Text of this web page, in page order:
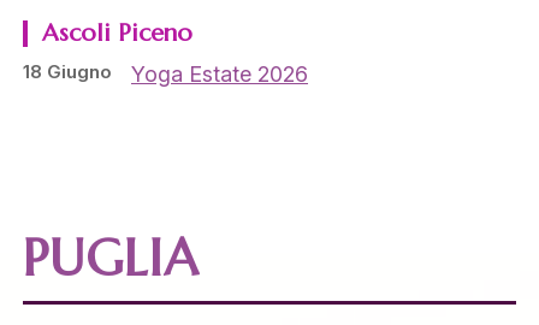
Ascoli Piceno
18 Giugno Yoga Estate 2026
PUGLIA